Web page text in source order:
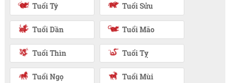
Tuổi Tý Tuổi Sửu
Tuổi Dần Tuổi Mão
Tuổi Thìn Tuổi Tỵ
Tuổi Ngọ Tuổi Mùi